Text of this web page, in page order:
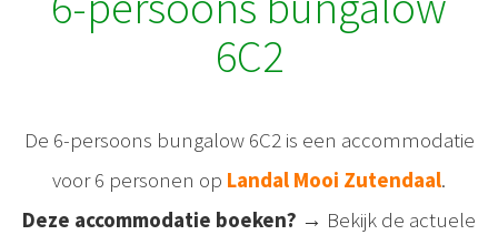
6C2
De 6-persoons bungalow 6C2 is een accommodatie
voor 6 personen op Landal Mooi Zutendaal.
Deze accommodatie boeken? → Bekijk de actuele